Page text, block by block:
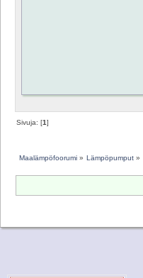
Sivuja: [1]
Maalämpöfoorumi» Lämpöpumput »